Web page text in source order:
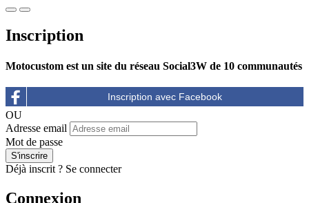
Inscription
Motocustom est un site du réseau Social3W de 10 communautés
OU
Adresse email
Mot de passe
Déjà inscrit ? Se connecter
Connexion